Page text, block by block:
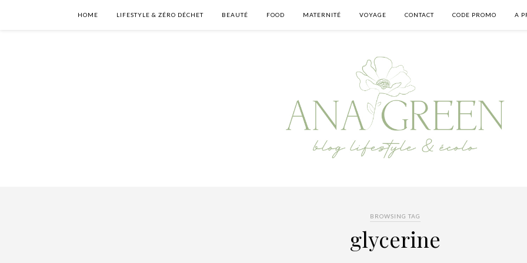
HOME LIFESTYLE & ZÉRO DÉCHET BEAUTÉ FOOD MATERNITÉ VOYAGE CONTACT CODE PROMO A
BROWSING TAG
glycerine